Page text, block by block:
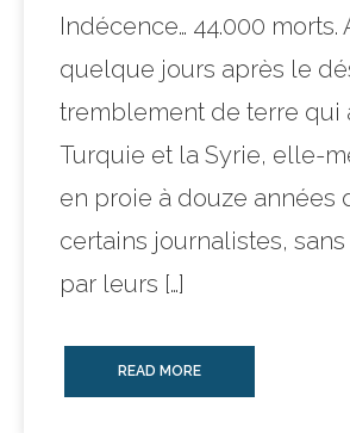
Indécence… 44.000 morts.
quelque jours après le
tremblement de terre qui
Turquie et la Syrie, elle-
en proie à douze années
certains journalistes,
par leurs […]
READ MORE